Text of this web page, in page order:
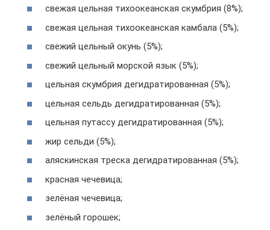
свежая цельная тихоокеанская скумбрия (8%);
свежая цельная тихоокеанская камбала (5%);
свежий цельный окунь (5%);
свежий цельный морской язык (5%);
цельная скумбрия дегидратированная (5%);
цельная сельдь дегидратированная (5%);
цельная путассу дегидратированная (5%);
жир сельди (5%);
аляскинская треска дегидратированная (5%);
красная чечевица;
зелёная чечевица;
зелёный горошек;